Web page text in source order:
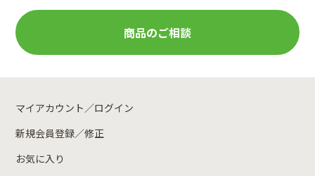
商品のご相談
マイアカウント／ログイン
新規会員登録／修正
お気に入り